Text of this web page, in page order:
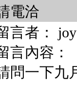
電洽
言者：
言內容：
問一下九